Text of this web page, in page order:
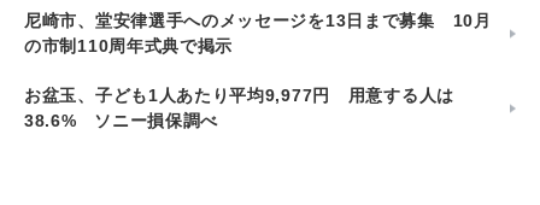
尼崎市、堂安律選手へのメッセージを13日まで募集 10月
の市制110周年式典で掲示
お盆玉、子ども1人あたり平均9,977円 用意する人は
38.6% ソニー損保調べ